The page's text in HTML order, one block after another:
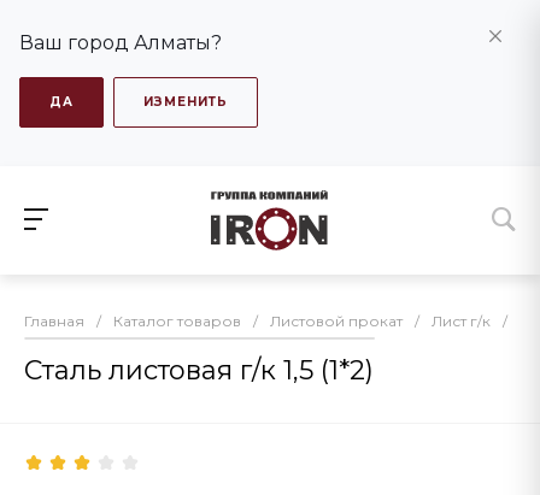
Ваш город Алматы?
ДА ИЗМЕНИТЬ
Главная / Каталог товаров / Листовой прокат / Лист г/к /
Сталь листовая г/к 1,5 (1*2)